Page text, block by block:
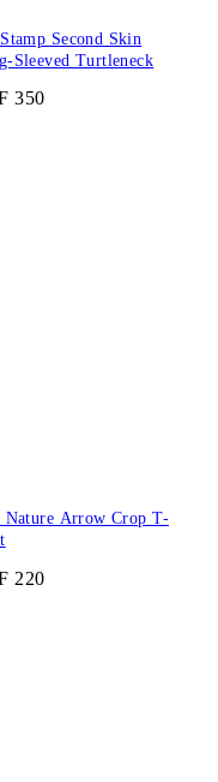
Second Skin
Sleeved Turtleneck
350
Nature Arrow Crop T-
220